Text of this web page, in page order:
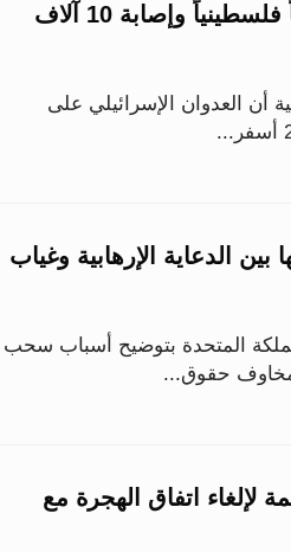
خلال عام 2025.. استشهاد 7488 طالباً فلسطينياً وإصابة 10 آلاف
أن العدوان الإسرائيلي على
الدعاية الإرهابية وغياب
المتحدة بتوضيح أسباب سحب
مخاوف حقوق...
يرفض طلب 17 منظمة لإلغاء اتفاق الهجرة مع